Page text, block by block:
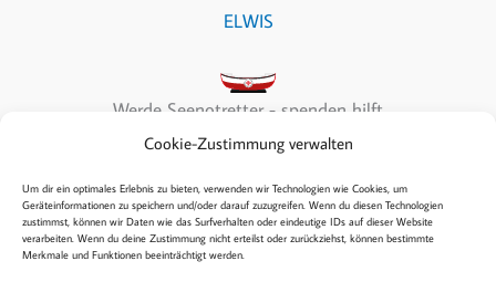
Cookie-Zustimmung verwalten
Um dir ein optimales Erlebnis zu bieten, verwenden wir Technologien wie Cookies, um
Geräteinformationen zu speichern und/oder darauf zuzugreifen. Wenn du diesen Technologien
zustimmst, können wir Daten wie das Surfverhalten oder eindeutige IDs auf dieser Website
verarbeiten. Wenn du deine Zustimmung nicht erteilst oder zurückziehst, können bestimmte
Merkmale und Funktionen beeinträchtigt werden.
ELWIS
Werde Seenotretter - spenden hilft
Copyright © 2026 Sea & Fun